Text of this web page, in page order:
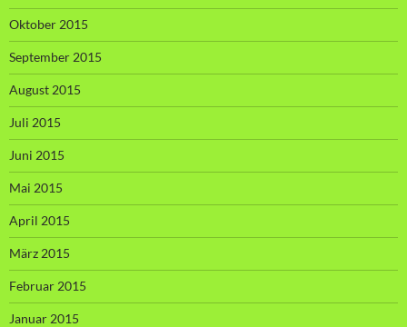
Oktober 2015
September 2015
August 2015
Juli 2015
Juni 2015
Mai 2015
April 2015
März 2015
Februar 2015
Januar 2015